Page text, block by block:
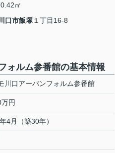
㎡
口市飯塚 １丁目16-8
ォルム参番館の基本情報
川口アーバンフォルム参番館
円
4月（築30年）